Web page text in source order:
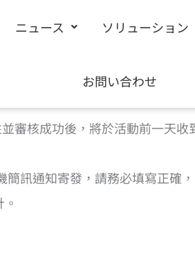
ニュース ソリューション
お問い合わせ
審核成功後，將於活動前一天
訊通知寄發，請務必填寫正確